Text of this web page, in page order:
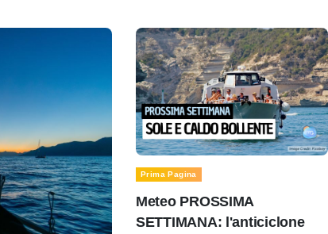
Prima Pagina
Meteo PROSSIMA
SETTIMANA: l'anticiclone